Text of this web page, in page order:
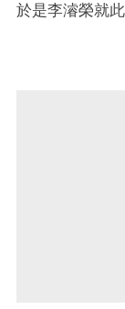
於是李濬榮就